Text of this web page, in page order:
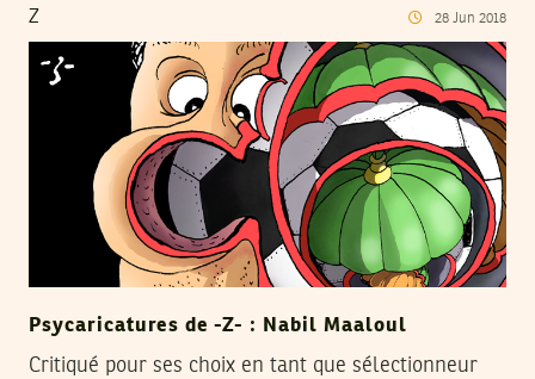
Z 28 Jun 2018
Psycaricatures de -Z- : Nabil Maaloul
Critiqué pour ses choix en tant que sélectionneur